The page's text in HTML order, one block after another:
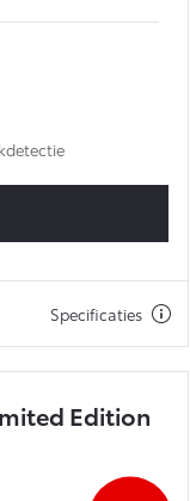
Specificaties
Edition